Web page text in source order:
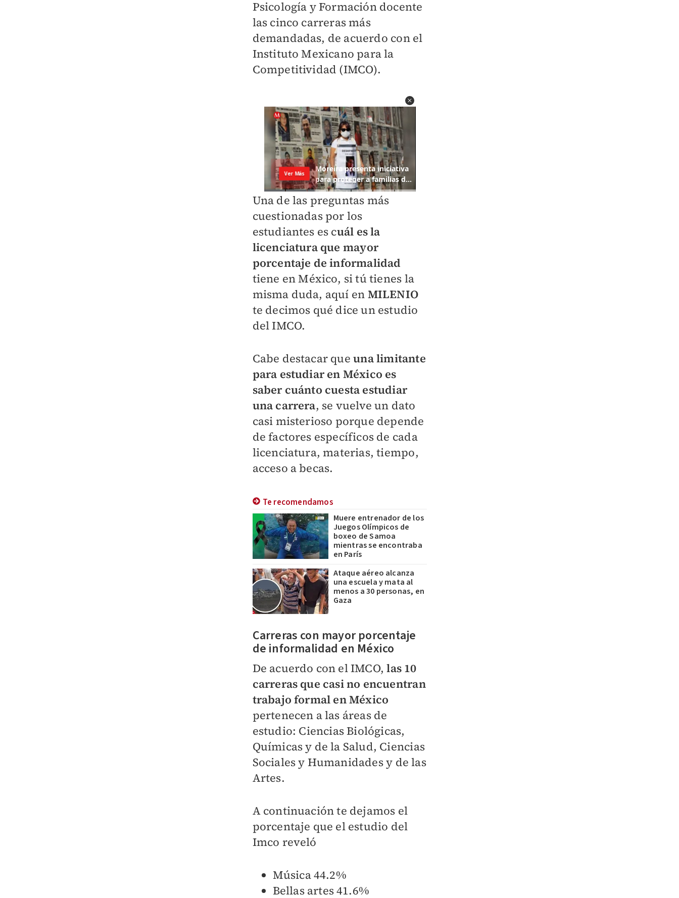
Psicología y Formación docente
las cinco carreras más
demandadas, de acuerdo con el
Instituto Mexicano para la
Competitividad (IMCO).
Una de las preguntas más
cuestionadas por los
estudiantes es cuál es la
licenciatura que mayor
porcentaje de informalidad
tiene en México, si tú tienes la
misma duda, aquí en MILENIO
te decimos qué dice un estudio
del IMCO.
Cabe destacar que una limitante
para estudiar en México es
saber cuánto cuesta estudiar
una carrera, se vuelve un dato
casi misterioso porque depende
de factores específicos de cada
licenciatura, materias, tiempo,
acceso a becas.
Te recomendamos
Muere entrenador de los
Juegos Olímpicos de
boxeo de Samoa
mientras se encontraba
en París
Ataque aéreo alcanza
una escuela y mata al
menos a 30 personas, en
Gaza
Carreras con mayor porcentaje
de informalidad en México
De acuerdo con el IMCO,las 10
carreras que casi no encuentran
trabajo formal en México
pertenecen a las áreas de
estudio: Ciencias Biológicas,
Químicas y de la Salud, Ciencias
Sociales y Humanidades y de las
Artes.
A continuación te dejamos el
porcentaje que el estudio del
Imco reveló
Música 44.2%
Bellas artes 41.6%